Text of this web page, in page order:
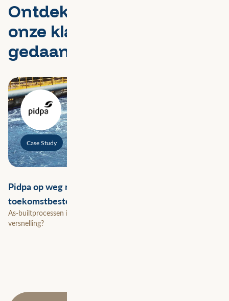
Ontdek hoe we dit voor
onze klanten hebben
gedaan
Case Study
Pidpa op weg naar datagedreven en
toekomstbestendig netwerkbeheer
As-builtprocessen in vijf dagen, niet weken. Hoe lukte die
versnelling?